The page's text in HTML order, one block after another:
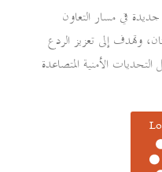
في مسار التعاون
وتهدف إلى تعزيز الردع
الأمنية المتصاعدة